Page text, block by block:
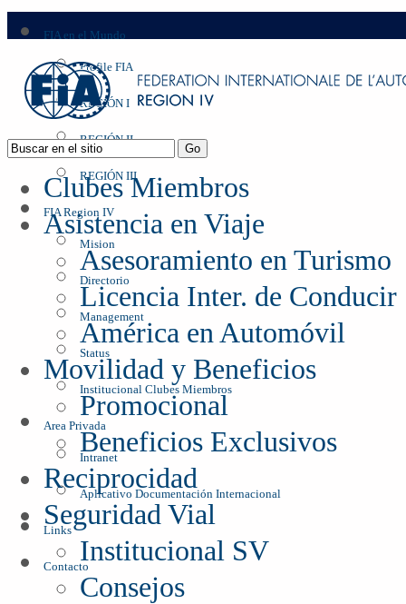
FIA en el Mundo
Profile FIA
REGIÓN I
REGIÓN II
REGIÓN III
FIA Region IV
Mision
Directorio
Management
Status
Institucional Clubes Miembros
Area Privada
Intranet
Aplicativo Documentación Internacional
Links
Contacto
Clubes Miembros
Asistencia en Viaje
Asesoramiento en Turismo
Licencia Inter. de Conducir
América en Automóvil
Movilidad y Beneficios
Promocional
Beneficios Exclusivos
Reciprocidad
Seguridad Vial
Institucional SV
Consejos